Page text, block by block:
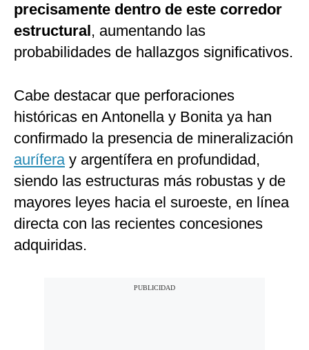
precisamente dentro de este corredor
estructural, aumentando las
probabilidades de hallazgos significativos.
Cabe destacar que perforaciones
históricas en Antonella y Bonita ya han
confirmado la presencia de mineralización
auríferay argentífera en profundidad,
siendo las estructuras más robustas y de
mayores leyes hacia el suroeste, en línea
directa con las recientes concesiones
adquiridas.